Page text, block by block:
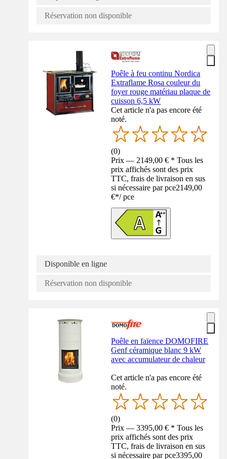
Réservation non disponible
Poêle à feu continu Nordica
Extraflame Rosa couleur du
foyer rouge matériau plaque de
cuisson 6,5 kW
Cet article n'a pas encore été
noté.
(0)
Prix — 2149,00 € * Tous les
prix affichés sont des prix
TTC, frais de livraison en sus
si nécessaire par pce2149,00
€*/ pce
Disponible en ligne
Réservation non disponible
Poêle en faïence DOMOFIRE
Genf céramique blanc 9 kW
avec accumulateur de chaleur
Cet article n'a pas encore été
noté.
(0)
Prix — 3395,00 € * Tous les
prix affichés sont des prix
TTC, frais de livraison en sus
si nécessaire par pce3395,00